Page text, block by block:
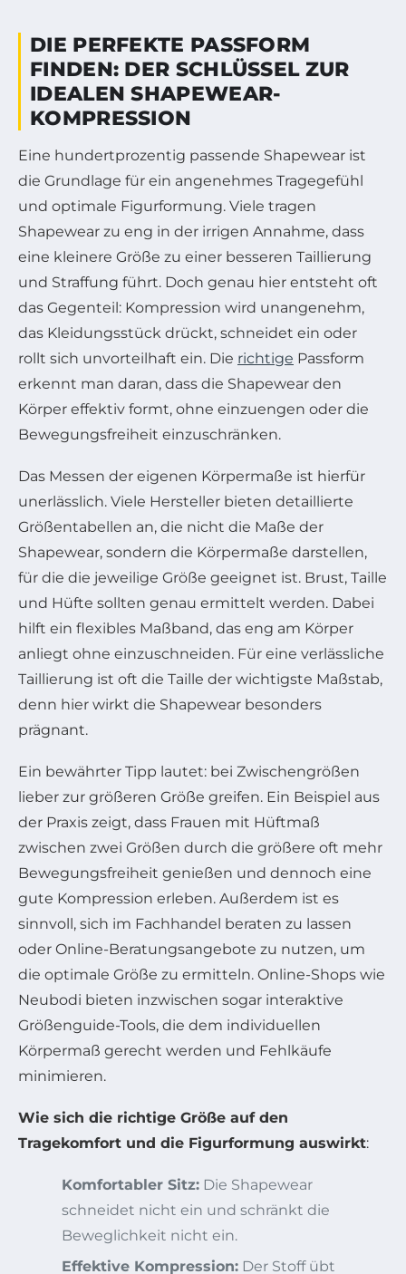
DIE PERFEKTE PASSFORM
FINDEN: DER SCHLÜSSEL ZUR
IDEALEN SHAPEWEAR-
KOMPRESSION
Eine hundertprozentig passende Shapewear ist
die Grundlage für ein angenehmes Tragegefühl
und optimale Figurformung. Viele tragen
Shapewear zu eng in der irrigen Annahme, dass
eine kleinere Größe zu einer besseren Taillierung
und Straffung führt. Doch genau hier entsteht oft
das Gegenteil: Kompression wird unangenehm,
das Kleidungsstück drückt, schneidet ein oder
rollt sich unvorteilhaft ein. Die richtige Passform
erkennt man daran, dass die Shapewear den
Körper effektiv formt, ohne einzuengen oder die
Bewegungsfreiheit einzuschränken.
Das Messen der eigenen Körpermaße ist hierfür
unerlässlich. Viele Hersteller bieten detaillierte
Größentabellen an, die nicht die Maße der
Shapewear, sondern die Körpermaße darstellen,
für die die jeweilige Größe geeignet ist. Brust, Taille
und Hüfte sollten genau ermittelt werden. Dabei
hilft ein flexibles Maßband, das eng am Körper
anliegt ohne einzuschneiden. Für eine verlässliche
Taillierung ist oft die Taille der wichtigste Maßstab,
denn hier wirkt die Shapewear besonders
prägnant.
Ein bewährter Tipp lautet: bei Zwischengrößen
lieber zur größeren Größe greifen. Ein Beispiel aus
der Praxis zeigt, dass Frauen mit Hüftmaß
zwischen zwei Größen durch die größere oft mehr
Bewegungsfreiheit genießen und dennoch eine
gute Kompression erleben. Außerdem ist es
sinnvoll, sich im Fachhandel beraten zu lassen
oder Online-Beratungsangebote zu nutzen, um
die optimale Größe zu ermitteln. Online-Shops wie
Neubodi bieten inzwischen sogar interaktive
Größenguide-Tools, die dem individuellen
Körpermaß gerecht werden und Fehlkäufe
minimieren.
Wie sich die richtige Größe auf den
Tragekomfort und die Figurformung auswirkt:
Komfortabler Sitz: Die Shapewear
schneidet nicht ein und schränkt die
Beweglichkeit nicht ein.
Effektive Kompression: Der Stoff übt